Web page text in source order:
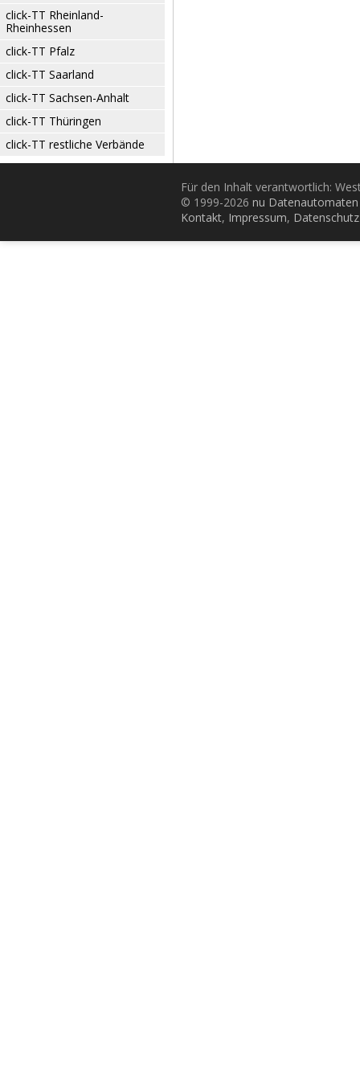
click-TT Rheinland-
Rheinhessen
click-TT Pfalz
click-TT Saarland
click-TT Sachsen-Anhalt
click-TT Thüringen
click-TT restliche Verbände
Für den Inhalt verantwortlich:
© 1999-2026 nu
Kontakt, Impressum, Datenschutz